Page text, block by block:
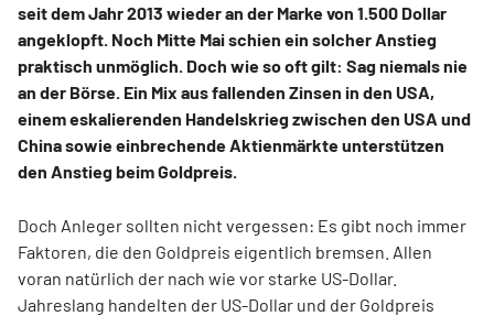
seit dem Jahr 2013 wieder an der Marke von 1.500 Dollar
angeklopft. Noch Mitte Mai schien ein solcher Anstieg
praktisch unmöglich. Doch wie so oft gilt: Sag niemals nie
an der Börse. Ein Mix aus fallenden Zinsen in den USA,
einem eskalierenden Handelskrieg zwischen den USA und
China sowie einbrechende Aktienmärkte unterstützen
den Anstieg beim Goldpreis.
Doch Anleger sollten nicht vergessen: Es gibt noch immer
Faktoren, die den Goldpreis eigentlich bremsen. Allen
voran natürlich der nach wie vor starke US-Dollar.
Jahreslang handelten der US-Dollar und der Goldpreis